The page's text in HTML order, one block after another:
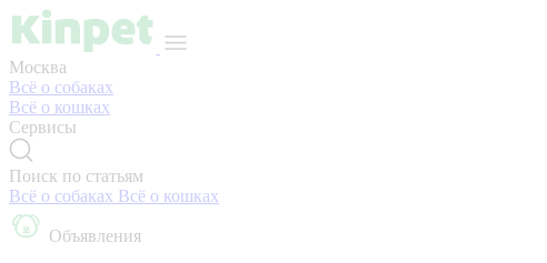
Москва
Всё о собаках
Всё о кошках
Сервисы
Поиск по статьям
Всё о собаках Всё о кошках
Объявления